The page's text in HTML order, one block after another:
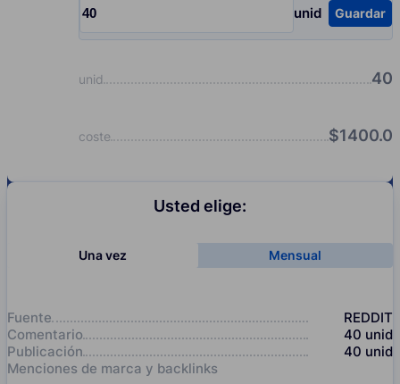
unid
Input quantity, pcs Guardar
unid 40
coste $1400.0
Usted elige:
Una vez Mensual
Fuente
REDDIT
Comentario
40 unid
Publicación
40 unid
Menciones de marca y backlinks